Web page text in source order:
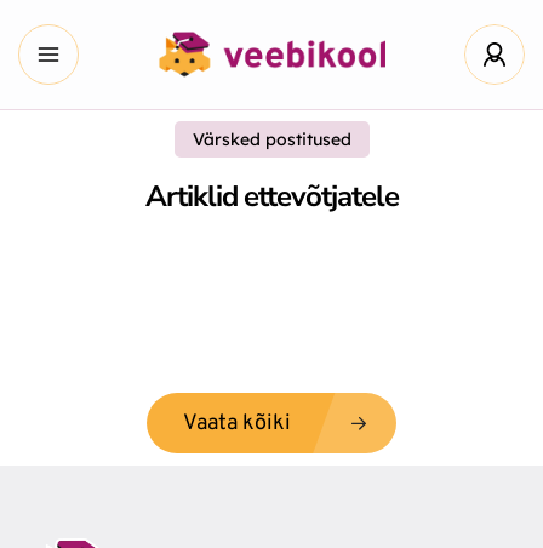
Värsked postitused
Artiklid ettevõtjatele
Vaata kõiki